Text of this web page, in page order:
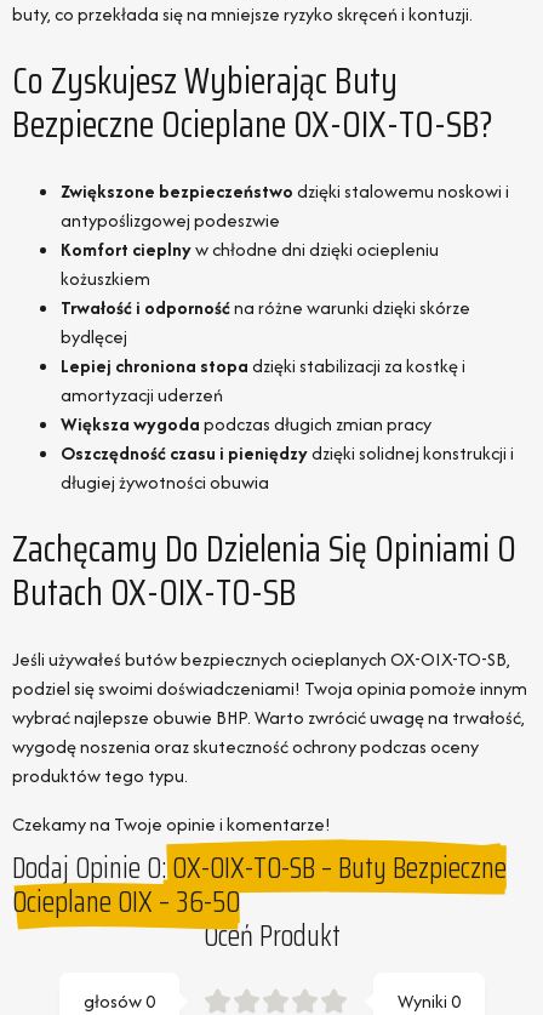
buty, co przekłada się na mniejsze ryzyko skręceń i kontuzji.
Co Zyskujesz Wybierając Buty
Bezpieczne Ocieplane OX-OIX-TO-SB?
Zwiększone bezpieczeństwodzięki stalowemu noskowi i
antypoślizgowej podeszwie
Komfort cieplnyw chłodne dni dzięki ociepleniu
kożuszkiem
Trwałość i odpornośćna różne warunki dzięki skórze
bydlęcej
Lepiej chroniona stopadzięki stabilizacji za kostkę i
amortyzacji uderzeń
Większa wygodapodczas długich zmian pracy
Oszczędność czasu i pieniędzydzięki solidnej konstrukcji i
długiej żywotności obuwia
Zachęcamy Do Dzielenia Się Opiniami O
Butach OX-OIX-TO-SB
Jeśli używałeś butów bezpiecznych ocieplanych OX-OIX-TO-SB,
podziel się swoimi doświadczeniami! Twoja opinia pomoże innym
wybrać najlepsze obuwie BHP. Warto zwrócić uwagę na trwałość,
wygodę noszenia oraz skuteczność ochrony podczas oceny
produktów tego typu.
Czekamy na Twoje opinie i komentarze!
Dodaj Opinie O:OX-OIX-TO-SB – Buty Bezpieczne
Ocieplane OIX – 36-50
Oceń Produkt
Wyniki0
głosów0